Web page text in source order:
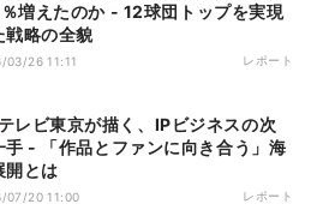
増えたのか - 12球団トップを実現
戦略の全貌
03/26 11:11 レポート
手 - 「作品とファンに向き合う」海
開とは
07/20 11:00 レポート